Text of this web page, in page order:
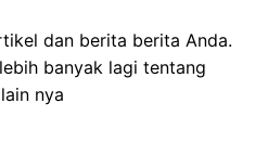
dan berita berita Anda.
banyak lagi tentang
nya